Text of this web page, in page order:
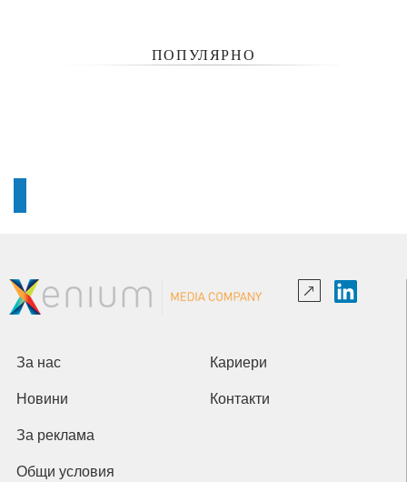
ПОПУЛЯРНО
За нас Кариери
Новини Контакти
За реклама
Общи условия